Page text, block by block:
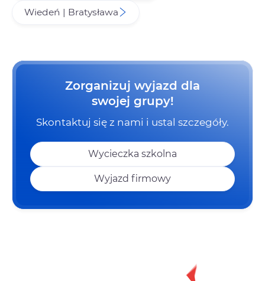
Wiedeń | Bratysława
Zorganizuj wyjazd dla
swojej grupy!
Skontaktuj się z nami i ustal szczegóły.
Wycieczka szkolna
Wyjazd firmowy